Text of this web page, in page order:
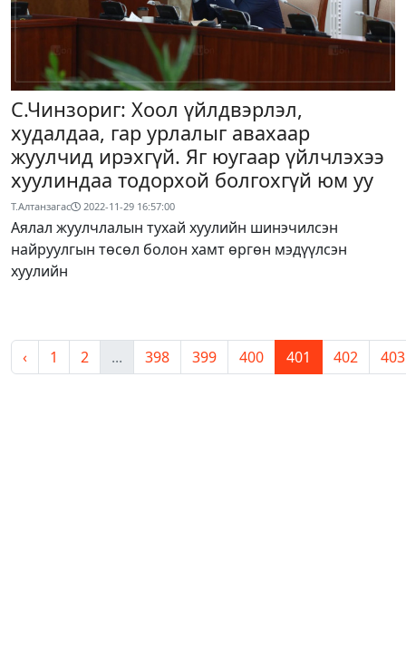
С.Чинзориг: Хоол үйлдвэрлэл,
худалдаа, гар урлалыг авахаар
жуулчид ирэхгүй. Яг юугаар үйлчлэхээ
хуулиндаа тодорхой болгохгүй юм уу
Т.Алтанзагас 2022-11-29 16:57:00
Аялал жуулчлалын тухай хуулийн шинэчилсэн
найруулгын төсөл болон хамт өргөн мэдүүлсэн
хуулийн
‹ 1 2 ... 398 399 400 401 402 403